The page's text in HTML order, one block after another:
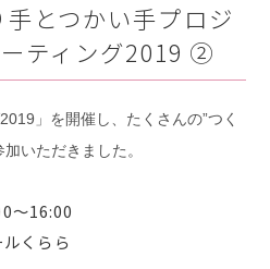
とつかい手プロジ
ティング2019 ②
」を開催し、たくさんの”つく
いただきました。
〜16:00
くらら